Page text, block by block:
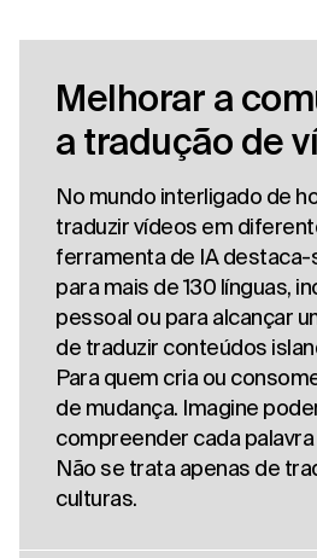
Melhorar a
a tradução de
No mundo interligado de
traduzir vídeos em
ferramenta de IA
para mais de 130 línguas,
pessoal ou para alcançar
de traduzir conteúdos
Para quem cria ou
de mudança. Imagine
compreender cada
Não se trata apenas de
culturas.